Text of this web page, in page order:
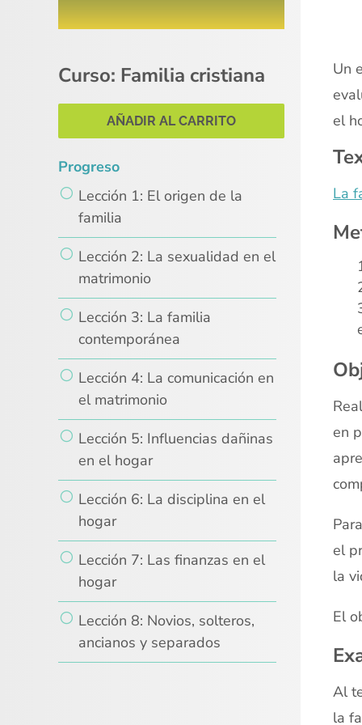
Curso: Familia cristiana
AÑADIR AL CARRITO
Progreso
Lección 1: El origen de la
familia
Lección 2: La sexualidad en el
matrimonio
Lección 3: La familia
contemporánea
Lección 4: La comunicación en
el matrimonio
Lección 5: Influencias dañinas
en el hogar
Lección 6: La disciplina en el
hogar
Lección 7: Las finanzas en el
hogar
Lección 8: Novios, solteros,
ancianos y separados
Un
el
La
en
el
la
El
Al
la